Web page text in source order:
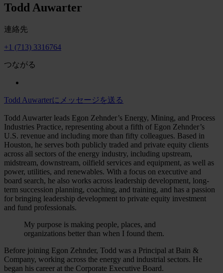
Todd Auwarter
連絡先
+1 (713) 3316764
つながる
Todd Auwarterにメッセージを送る
Todd Auwarter leads Egon Zehnder’s Energy, Mining, and Process
Industries Practice, representing about a fifth of Egon Zehnder’s
U.S. revenue and including more than fifty colleagues. Based in
Houston, he serves both publicly traded and private equity clients
across all sectors of the energy industry, including upstream,
midstream, downstream, oilfield services and equipment, as well as
power, utilities, and renewables. With a focus on executive and
board search, he also works across leadership development, long-
term succession planning, coaching, and training, and has a passion
for bringing leadership development to private equity investment
and fund professionals.
My purpose is making people, places, and
organizations better than when I found them.
Before joining Egon Zehnder, Todd was a Principal at Bain &
Company, working across the energy and industrial sectors. He
began his career at the Corporate Executive Board.